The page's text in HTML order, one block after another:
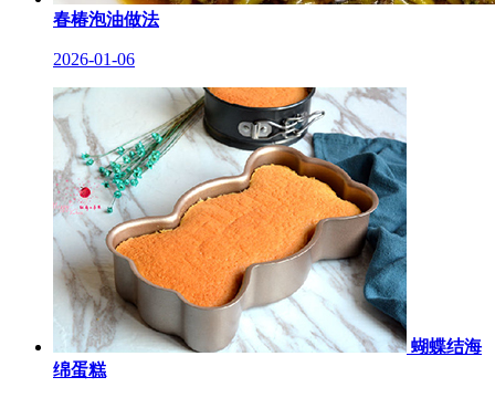
春椿泡油做法
2026-01-06
蝴蝶结海
绵蛋糕